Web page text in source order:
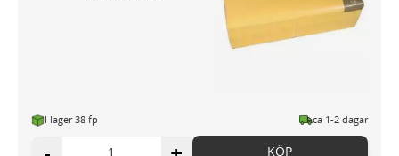
I lager 38 fp ca 1-2 dagar
KÖP